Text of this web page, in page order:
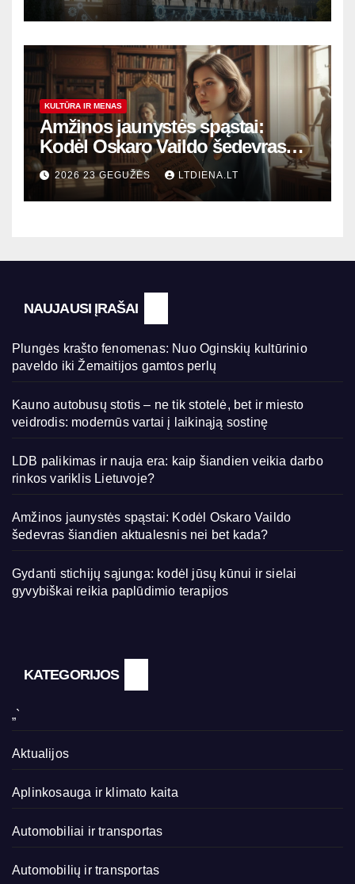
KULTŪRA IR MENAS
Amžinos jaunystės spąstai:
Kodėl Oskaro Vaildo šedevras
šiandien aktualesnis nei bet
kada?
2026 23 GEGUŽĖS LTDIENA.LT
NAUJAUSI ĮRAŠAI
Plungės krašto fenomenas: Nuo Oginskių kultūrinio
paveldo iki Žemaitijos gamtos perlų
Kauno autobusų stotis – ne tik stotelė, bet ir miesto
veidrodis: modernūs vartai į laikinąją sostinę
LDB palikimas ir nauja era: kaip šiandien veikia darbo
rinkos variklis Lietuvoje?
Amžinos jaunystės spąstai: Kodėl Oskaro Vaildo
šedevras šiandien aktualesnis nei bet kada?
Gydanti stichijų sąjunga: kodėl jūsų kūnui ir sielai
gyvybiškai reikia paplūdimio terapijos
KATEGORIJOS
„`
Aktualijos
Aplinkosauga ir klimato kaita
Automobiliai ir transportas
Automobilių ir transportas